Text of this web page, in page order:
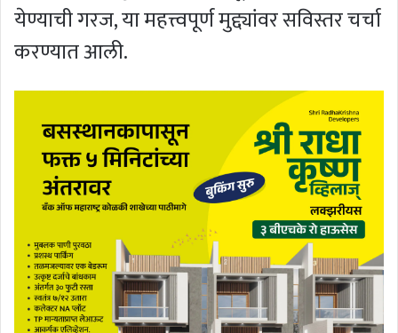
येण्याची गरज, या महत्त्वपूर्ण मुद्द्यांवर सविस्तर चर्चा
करण्यात आली.